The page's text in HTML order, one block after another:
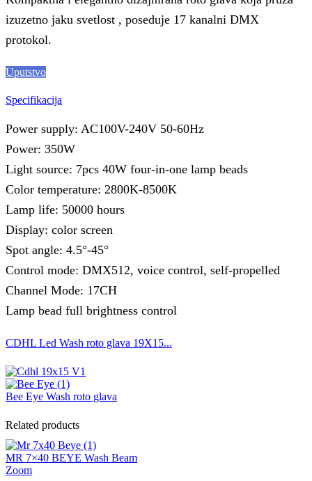
izuzetno jaku svetlost , poseduje 17 kanalni DMX
protokol.
Uputstvo
Specifikacija
Power supply: AC100V-240V 50-60Hz
Power: 350W
Light source: 7pcs 40W four-in-one lamp beads
Color temperature: 2800K-8500K
Lamp life: 50000 hours
Display: color screen
Spot angle: 4.5°-45°
Control mode: DMX512, voice control, self-propelled
Channel Mode: 17CH
Lamp bead full brightness control
CDHL Led Wash roto glava 19X15...
Bee Eye Wash roto glava
Related products
MR 7×40 BEYE Wash Beam
Zoom